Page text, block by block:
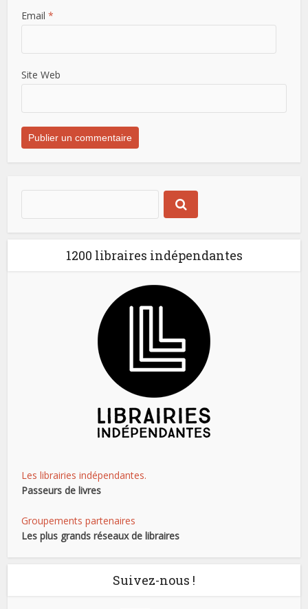
Email *
Site Web
1200 libraires indépendantes
Les librairies indépendantes.
Passeurs de livres
Groupements partenaires
Les plus grands réseaux de libraires
Suivez-nous !